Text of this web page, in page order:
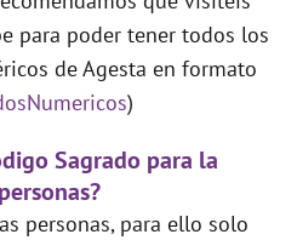
para poder tener todos los
de Agesta en formato
)
Sagrado para la
personas, para ello solo